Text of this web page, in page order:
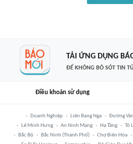
TẢI ỨNG DỤNG
ĐỂ KHÔNG BỎ SÓT TIN
Điều khoản sử dụng
Doanh Nghiệp Liên Bang Nga Đường
Lê Minh Hưng
An Ninh Mạng Hạ Tầng Tô
Bắc Bộ
Bắc Ninh (thành Phố) Chợ Biên Hòa